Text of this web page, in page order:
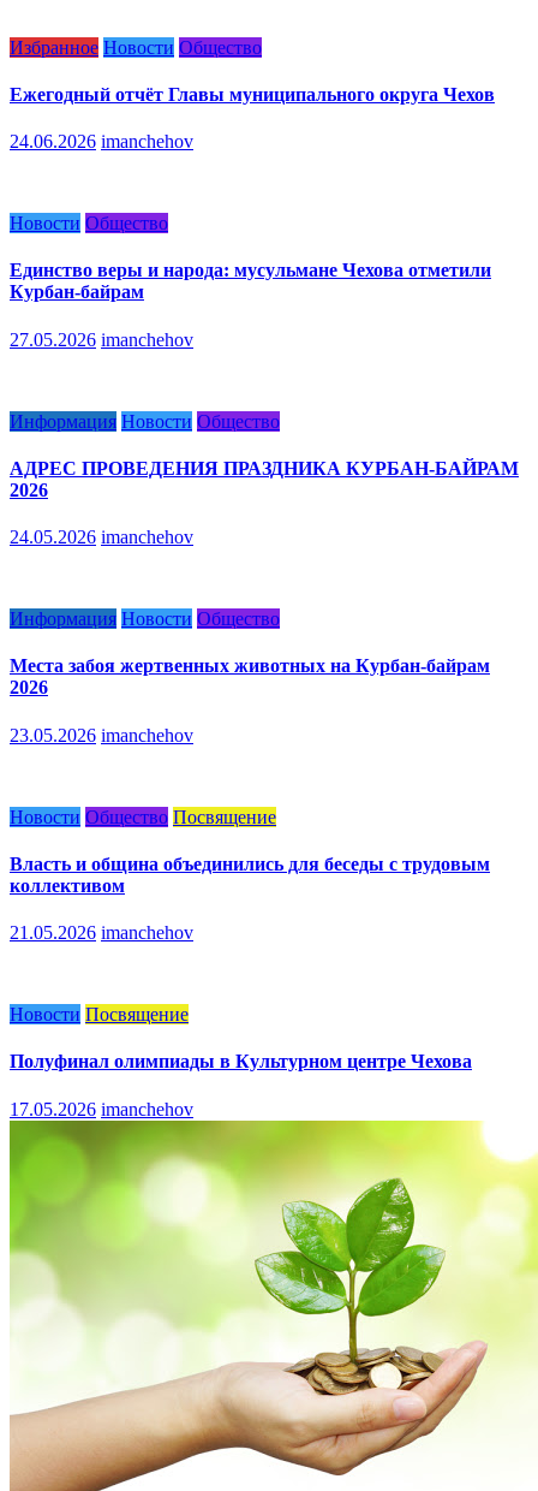
Избранное Новости Общество
Ежегодный отчёт Главы муниципального округа Чехов
24.06.2026 imanchehov
Новости Общество
Единство веры и народа: мусульмане Чехова отметили
Курбан-байрам
27.05.2026 imanchehov
Информация Новости Общество
АДРЕС ПРОВЕДЕНИЯ ПРАЗДНИКА КУРБАН-БАЙРАМ
2026
24.05.2026 imanchehov
Информация Новости Общество
Места забоя жертвенных животных на Курбан-байрам
2026
23.05.2026 imanchehov
Новости Общество Посвящение
Власть и община объединились для беседы с трудовым
коллективом
21.05.2026 imanchehov
Новости Посвящение
Полуфинал олимпиады в Культурном центре Чехова
17.05.2026 imanchehov